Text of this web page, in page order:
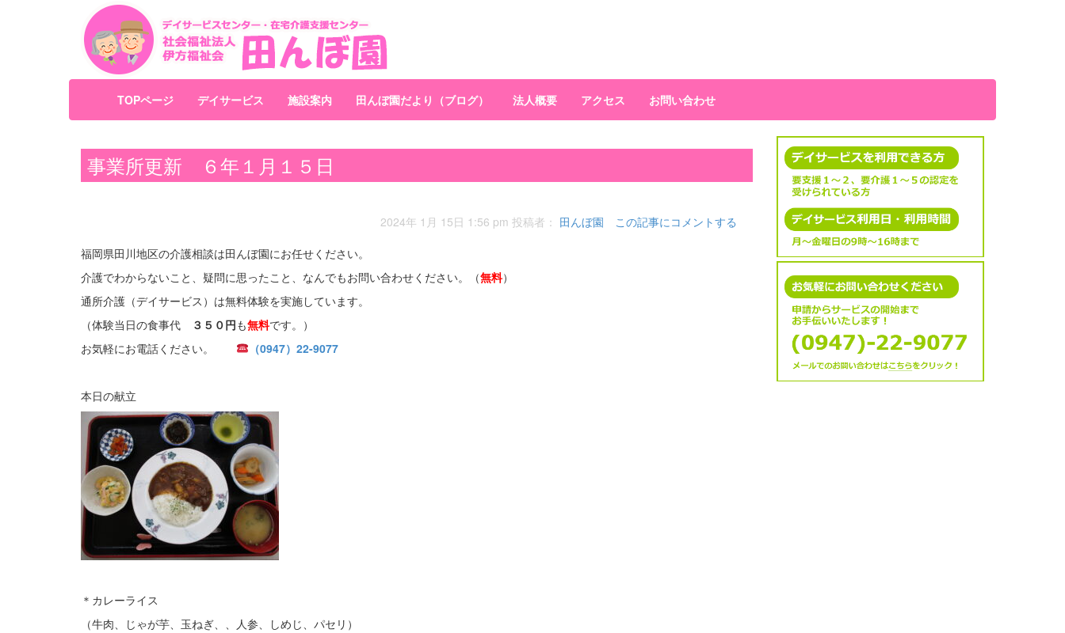
TOPページ デイサービス 施設案内 田んぼ園だより（ブログ） 法人概要 アクセス お問い合わせ
事業所更新 ６年１月１５日
2024年 1月 15日 1:56 pm 投稿者： 田んぼ園
この記事にコメントする
福岡県田川地区の介護相談は田んぼ園にお任せください。
介護でわからないこと、疑問に思ったこと、なんでもお問い合わせください。（無料）
通所介護（デイサービス）は無料体験を実施しています。
（体験当日の食事代
３５０円も無料です。）
お気軽にお電話ください。
（0947）22-9077
本日の献立
＊カレーライス
（牛肉、じゃが芋、玉ねぎ、、人参、しめじ、パセリ）